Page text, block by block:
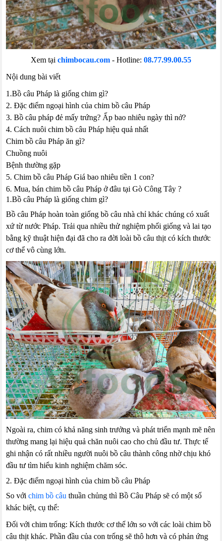
Xem tại chimbocau.com - Hotline: 08.77.99.00.55
Nội dung bài viết
1.Bồ câu Pháp là giống chim gì?
2. Đặc điểm ngoại hình của chim bồ câu Pháp
3. Bồ câu pháp đẻ mấy trứng? Ấp bao nhiêu ngày thì nở?
4. Cách nuôi chim bồ câu Pháp hiệu quả nhất
Chim bồ câu Pháp ăn gì?
Chuồng nuôi
Bệnh thường gặp
5. Chim bồ câu Pháp Giá bao nhiêu tiền 1 con?
6. Mua, bán chim bồ câu Pháp ở đâu tại Gò Công Tây ?
1.Bồ câu Pháp là giống chim gì?
Bồ câu Pháp hoàn toàn giống bồ câu nhà chỉ khác chúng có xuất
xứ từ nước Pháp. Trải qua nhiều thử nghiệm phối giống và lai tạo
bằng kỹ thuật hiện đại đã cho ra đời loài bồ câu thịt có kích thước
cơ thể vô cùng lớn.
Ngoài ra, chim có khả năng sinh trưởng và phát triển mạnh mẽ nên
thường mang lại hiệu quả chăn nuôi cao cho chủ đầu tư. Thực tế
ghi nhận có rất nhiều người nuôi bồ câu thành công nhờ chịu khó
đầu tư tìm hiểu kinh nghiệm chăm sóc.
2. Đặc điểm ngoại hình của chim bồ câu Pháp
So vớichim bồ câu thuần chủng thì Bồ Câu Pháp sẽ có một số
khác biệt, cụ thể:
Đối với chim trống: Kích thước cơ thể lớn so với các loài chim bồ
câu thịt khác. Phần đầu của con trống sẽ thô hơn và có phản ứng